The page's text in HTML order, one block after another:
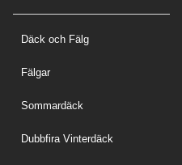
Däck och Fälg
Fälgar
Sommardäck
Dubbfira Vinterdäck